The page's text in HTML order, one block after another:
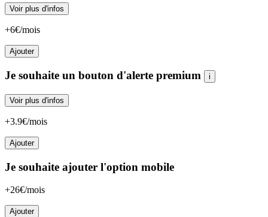
Voir plus d'infos
+6€/mois
Ajouter
Je souhaite un bouton d'alerte premium i
Voir plus d'infos
+3.9€/mois
Ajouter
Je souhaite ajouter l'option mobile
+26€/mois
Ajouter